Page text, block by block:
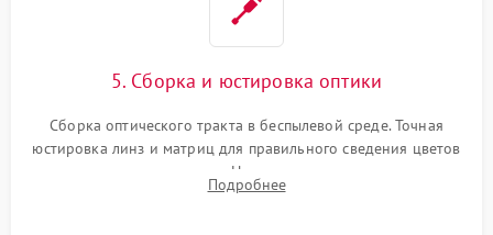
5. Сборка и юстировка оптики
Сборка оптического тракта в беспылевой среде. Точная
юстировка линз и матриц для правильного сведения цветов
и устранения размытия. Надежное подключение всех
шлейфов, установка датчиков и закрытие корпуса
Подробнее